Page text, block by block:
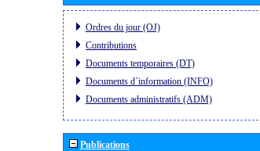
Ordres du jour (OJ)
Contributions
Documents temporaires (DT)
Documents d´information (INFO)
Documents administratifs (ADM)
Publications